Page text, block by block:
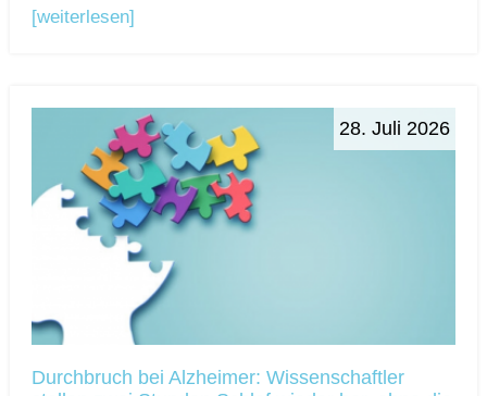
[weiterlesen]
28. Juli 2026
Durchbruch bei Alzheimer: Wissenschaftler